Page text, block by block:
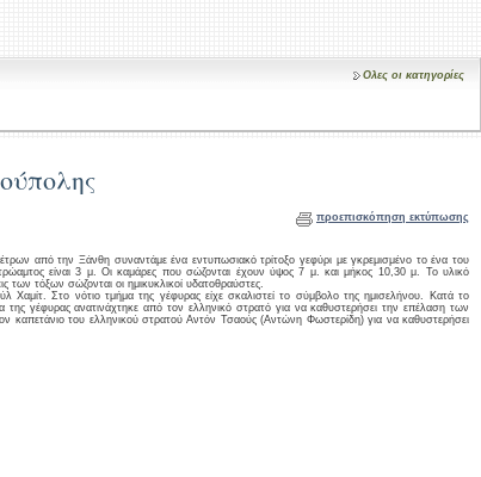
Ολες οι κατηγορίες
προεπισκόπηση εκτύπωσης
από την Ξάνθη συναντάμε ένα εντυπωσιακό τρίτοξο γεφύρι με γκρεμισμένο το ένα του
είναι 3 μ. Οι καμάρες που σώζονται έχουν ύψος 7 μ. και μήκος 10,30 μ. Το υλικό
των τόξων σώζονται οι ημικυκλικοί υδατοθραύστες.
Στο νότιο τμήμα της γέφυρας είχε σκαλιστεί το σύμβολο της ημισελήνου. Κατά το
γέφυρας ανατινάχτηκε από τον ελληνικό στρατό για να καθυστερήσει την επέλαση των
καπετάνιο του ελληνικού στρατού Αντόν Τσαούς (Αντώνη Φωστερίδη) για να καθυστερήσει